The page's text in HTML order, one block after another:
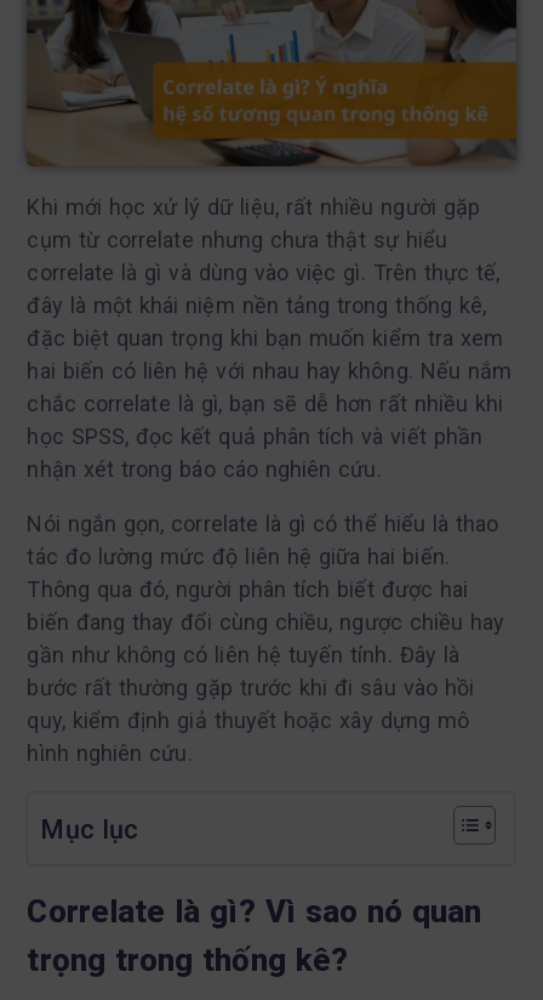
Khi mới học xử lý dữ liệu, rất nhiều người gặp
cụm từ correlate nhưng chưa thật sự hiểu
correlate là gì và dùng vào việc gì. Trên thực tế,
đây là một khái niệm nền tảng trong thống kê,
đặc biệt quan trọng khi bạn muốn kiểm tra xem
hai biến có liên hệ với nhau hay không. Nếu nắm
chắc correlate là gì, bạn sẽ dễ hơn rất nhiều khi
học SPSS, đọc kết quả phân tích và viết phần
nhận xét trong báo cáo nghiên cứu.
Nói ngắn gọn, correlate là gì có thể hiểu là thao
tác đo lường mức độ liên hệ giữa hai biến.
Thông qua đó, người phân tích biết được hai
biến đang thay đổi cùng chiều, ngược chiều hay
gần như không có liên hệ tuyến tính. Đây là
bước rất thường gặp trước khi đi sâu vào hồi
quy, kiểm định giả thuyết hoặc xây dựng mô
hình nghiên cứu.
Mục lục
Correlate là gì? Vì sao nó quan
trọng trong thống kê?